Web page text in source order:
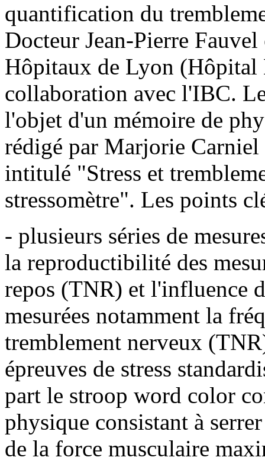
quantification du
Docteur Jean-Pierre
Hôpitaux de Lyon (Hôpital
collaboration avec l'IBC.
l'objet d'un mémoire de
rédigé par Marjorie
intitulé "Stress et
stressomètre". Les points
- plusieurs séries de
la reproductibilité des
repos (TNR) et l'influence
mesurées notamment la
tremblement nerveux
épreuves de stress
part le stroop word color
physique consistant à
de la force musculaire